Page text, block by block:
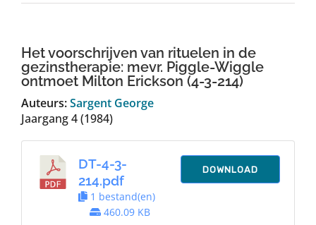
TDT Overzicht
Over Dth
Contact
Het voorschrijven van rituelen in de
gezinstherapie: mevr. Piggle-Wiggle
ontmoet Milton Erickson (4-3-214)
Auteurs:Sargent George
Jaargang 4 (1984)
DT-4-3-
214.pdf
1 bestand(en)
460.09 KB
DOWNLOAD